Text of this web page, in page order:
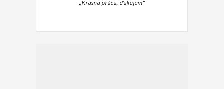
„Krásna práca, ďakujem“